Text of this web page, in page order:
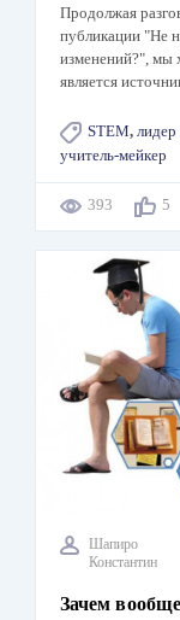
Продолжая
публикации "Не
изменений?", мы
является
STEM,
учитель-мейкер
393
Шапиро
Константин
Зачем